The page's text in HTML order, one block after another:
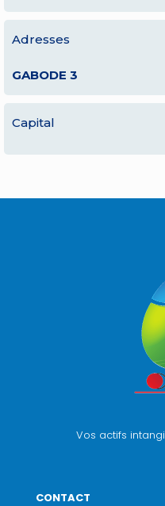
Adresses
GABODE 3
Capital
Vos actifs
CONTACT